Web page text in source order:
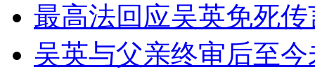
外交部：有关国家言论片面不公正
最高法回应吴英免死
吴英与父亲终审后至